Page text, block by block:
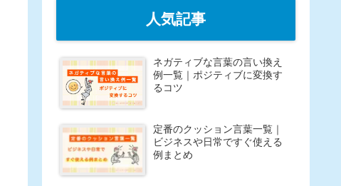
人気記事
ネガティブな言葉の言い換え
例一覧｜ポジティブに変換す
るコツ
定番のクッション言葉一覧｜
ビジネスや日常ですぐ使える
例まとめ